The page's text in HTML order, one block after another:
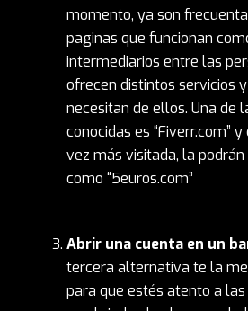
momento, ya son
paginas que funcionan
intermediarios entre las
ofrecen distintos servicios
necesitan de ellos. Una de
conocidas es “Fiverr.com”
vez más visitada, la
como “5euros.com”
Abrir una cuenta en un
tercera alternativa te la
para que estés atento a